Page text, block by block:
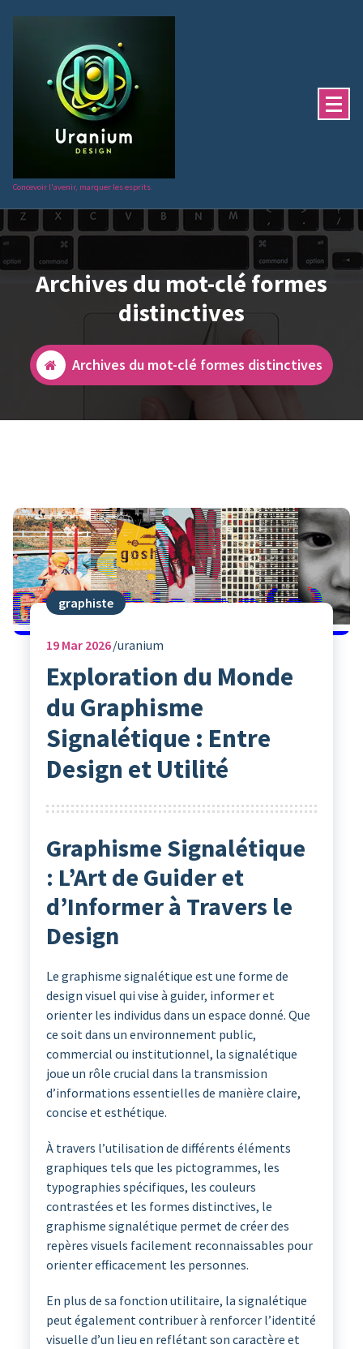
Concevoir l'avenir, marquer les esprits.
Archives du mot-clé formes
distinctives
Archives du mot-clé formes distinctives
graphiste
19Mar 2026 uranium
Exploration du Monde
du Graphisme
Signalétique : Entre
Design et Utilité
Graphisme Signalétique
: L’Art de Guider et
d’Informer à Travers le
Design
Le graphisme signalétique est une forme de
design visuel qui vise à guider, informer et
orienter les individus dans un espace donné. Que
ce soit dans un environnement public,
commercial ou institutionnel, la signalétique
joue un rôle crucial dans la transmission
d’informations essentielles de manière claire,
concise et esthétique.
À travers l’utilisation de différents éléments
graphiques tels que les pictogrammes, les
typographies spécifiques, les couleurs
contrastées et les formes distinctives, le
graphisme signalétique permet de créer des
repères visuels facilement reconnaissables pour
orienter efficacement les personnes.
En plus de sa fonction utilitaire, la signalétique
peut également contribuer à renforcer l’identité
visuelle d’un lieu en reflétant son caractère et